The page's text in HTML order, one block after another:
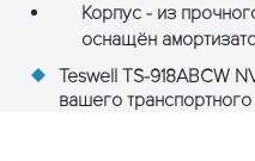
Корпус - из
оснащён
Teswell TS-918ABCW
вашего